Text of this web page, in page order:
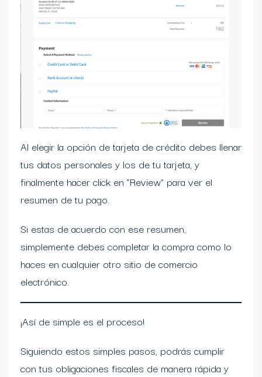
Al elegir la opción de tarjeta de crédito debes llenar
tus datos personales y los de tu tarjeta, y
finalmente hacer click en “Review” para ver el
resumen de tu pago.
Si estas de acuerdo con ese resumen,
simplemente debes completar la compra como lo
haces en cualquier otro sitio de comercio
electrónico.
¡Así de simple es el proceso!
Siguiendo estos simples pasos, podrás cumplir
con tus obligaciones fiscales de manera rápida y